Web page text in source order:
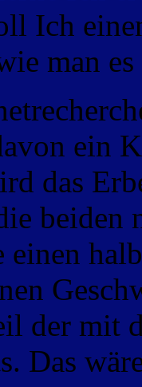
Ich
man
ein
das
beiden
einen
der mit
Das